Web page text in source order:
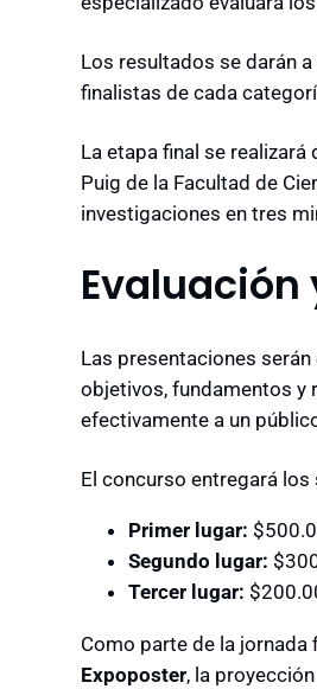
Los resultados se darán a
finalistas de cada
La etapa final se realizará
Puig de la Facultad de
investigaciones en tres
Evaluación
Las presentaciones
objetivos, fundamentos y
efectivamente a un
El concurso entregará
Primer lugar:
Segundo lugar:
Tercer lugar:
Como parte de la
Expoposter, la